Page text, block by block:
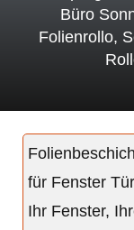
Büro
Folienrollo,
für Fenster
Ihr Fenster,